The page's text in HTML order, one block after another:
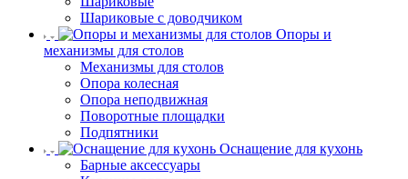
Шариковые с доводчиком
Опоры и
механизмы для столов
Механизмы для столов
Опора колесная
Опора неподвижная
Поворотные площадки
Подпятники
Оснащение для кухонь
Барные аксессуары